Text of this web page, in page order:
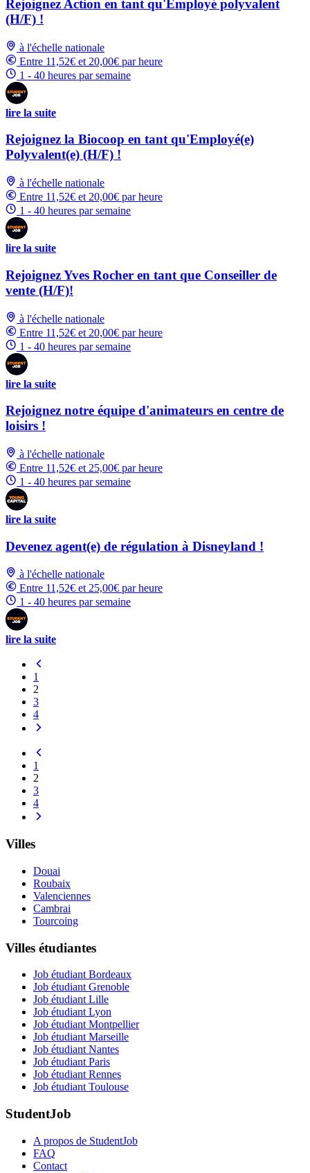
Rejoignez Action en tant qu'Employé polyvalent
(H/F) !
à l'échelle nationale
Entre 11,52€ et 20,00€ par heure
1 - 40 heures par semaine
lire la suite
Rejoignez la Biocoop en tant qu'Employé(e)
Polyvalent(e) (H/F) !
à l'échelle nationale
Entre 11,52€ et 20,00€ par heure
1 - 40 heures par semaine
lire la suite
Rejoignez Yves Rocher en tant que Conseiller de
vente (H/F)!
à l'échelle nationale
Entre 11,52€ et 20,00€ par heure
1 - 40 heures par semaine
lire la suite
Rejoignez notre équipe d'animateurs en centre de
loisirs !
à l'échelle nationale
Entre 11,52€ et 25,00€ par heure
1 - 40 heures par semaine
lire la suite
Devenez agent(e) de régulation à Disneyland !
à l'échelle nationale
Entre 11,52€ et 25,00€ par heure
1 - 40 heures par semaine
lire la suite
1
2
3
4
1
2
3
4
Villes
Douai
Roubaix
Valenciennes
Cambrai
Tourcoing
Villes étudiantes
Job étudiant Bordeaux
Job étudiant Grenoble
Job étudiant Lille
Job étudiant Lyon
Job étudiant Montpellier
Job étudiant Marseille
Job étudiant Nantes
Job étudiant Paris
Job étudiant Rennes
Job étudiant Toulouse
StudentJob
A propos de StudentJob
FAQ
Contact